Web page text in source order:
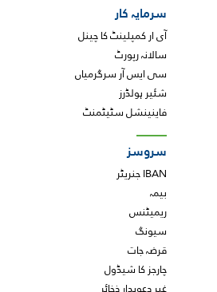
سرمایہ کار
آی ار کمپلینٹ کا چینل
سالانہ رپورٹ
سی ایس آر سرگرمیاں
شئیر ہولڈرز
فاینینشل سٹیٹمنٹ
سروسز
IBAN جنریٹر
بیمہ
ریمیٹنس
سیونگ
قرضہ جات
چارجز کا شیڈول